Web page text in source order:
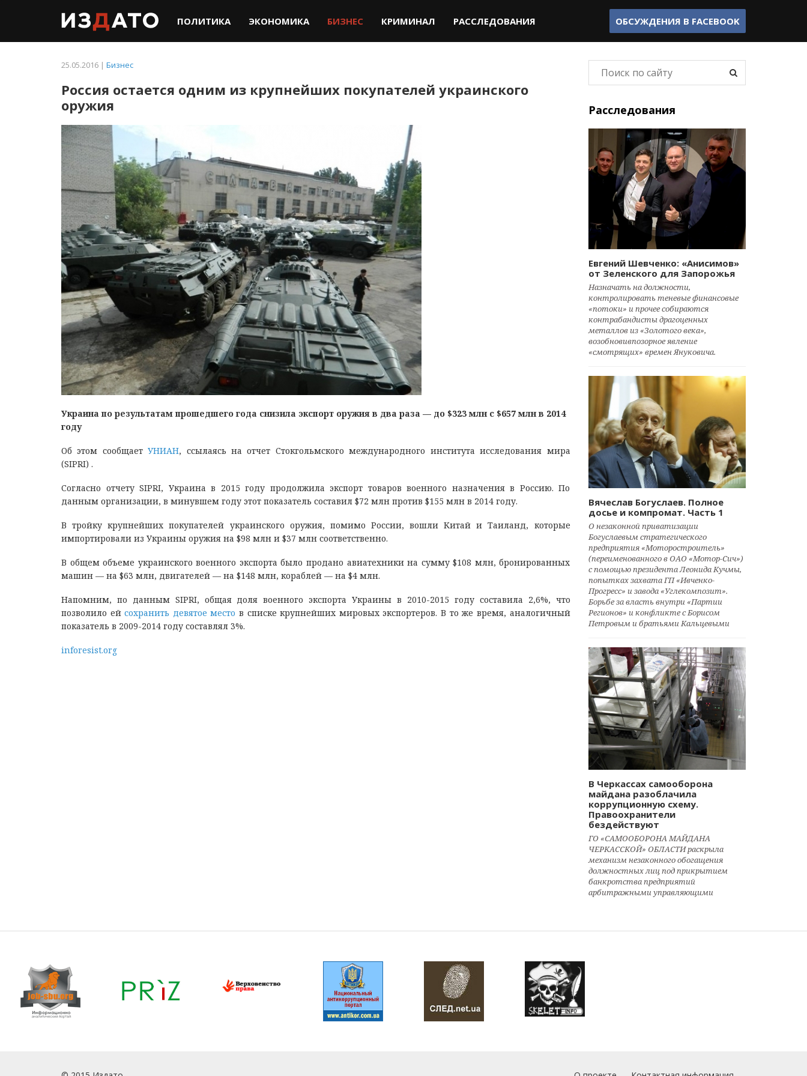
ПОЛИТИКА ЭКОНОМИКА БИЗНЕС КРИМИНАЛ РАССЛЕДОВАНИЯ ОБСУЖДЕНИЯ В FACEBOOK
25.05.2016 | Бизнес
Россия остается одним из крупнейших покупателей украинского
оружия
Украина по результатам прошедшего года снизила экспорт оружия в два раза — до $323 млн с $657 млн в 2014
году
Об этом сообщаетУНИАН, ссылаясь на отчет Стокгольмского международного института исследования мира
(SIPRI) .
Согласно отчету SIPRI, Украина в 2015 году продолжила экспорт товаров военного назначения в Россию. По
данным организации, в минувшем году этот показатель составил $72 млн против $155 млн в 2014 году.
В тройку крупнейших покупателей украинского оружия, помимо России, вошли Китай и Таиланд, которые
импортировали из Украины оружия на $98 млн и $37 млн соответственно.
В общем объеме украинского военного экспорта было продано авиатехники на сумму $108 млн, бронированных
машин — на $63 млн, двигателей — на $148 млн, кораблей — на $4 млн.
Напомним, по данным SIPRI, общая доля военного экспорта Украины в 2010-2015 году составила 2,6%, что
позволило ейсохранить девятое место в списке крупнейших мировых экспортеров. В то же время, аналогичный
показатель в 2009-2014 году составлял 3%.
inforesist.org
Расследования
Евгений Шевченко: «Анисимов»
от Зеленского для Запорожья
Назначать на должности,
контролировать теневые финансовые
«потоки» и прочее собираются
контрабандисты драгоценных
металлов из «Золотого века»,
возобновивпозорное явление
«смотрящих» времен Януковича.
Вячеслав Богуслаев. Полное
досье и компромат. Часть 1
О незаконной приватизации
Богуслаевым стратегического
предприятия «Моторостроитель»
(переименованного в ОАО «Мотор-Сич»)
с помощью президента Леонида Кучмы,
попытках захвата ГП «Ивченко-
Прогресс» и завода «Углекомпозит».
Борьбе за власть внутри «Партии
Регионов» и конфликте с Борисом
Петровым и братьями Кальцевыми
В Черкассах самооборона
майдана разоблачила
коррупционную схему.
Правоохранители
бездействуют
ГО «САМООБОРОНА МАЙДАНА
ЧЕРКАССКОЙ» ОБЛАСТИ раскрыла
механизм незаконного обогащения
должностных лиц под прикрытием
банкротства предприятий
арбитражными управляющими